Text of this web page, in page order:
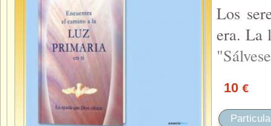
Los
era. La
10 €